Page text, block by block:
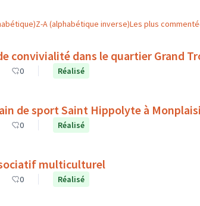
Z-A (alphabétique inverse)Les plus
convivialité dans le quartier Grand
0 Réalisé
de sport Saint Hippolyte à
0 Réalisé
multiculturel
0 Réalisé